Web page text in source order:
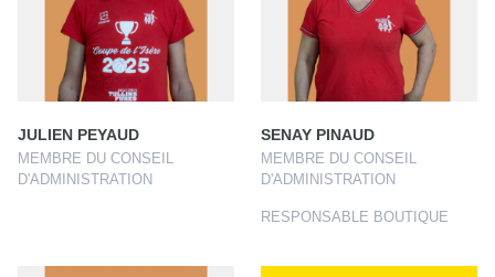
JULIEN PEYAUD
MEMBRE DU CONSEIL
D'ADMINISTRATION
SENAY PINAUD
MEMBRE DU CONSEIL
D'ADMINISTRATION
RESPONSABLE BOUTIQUE